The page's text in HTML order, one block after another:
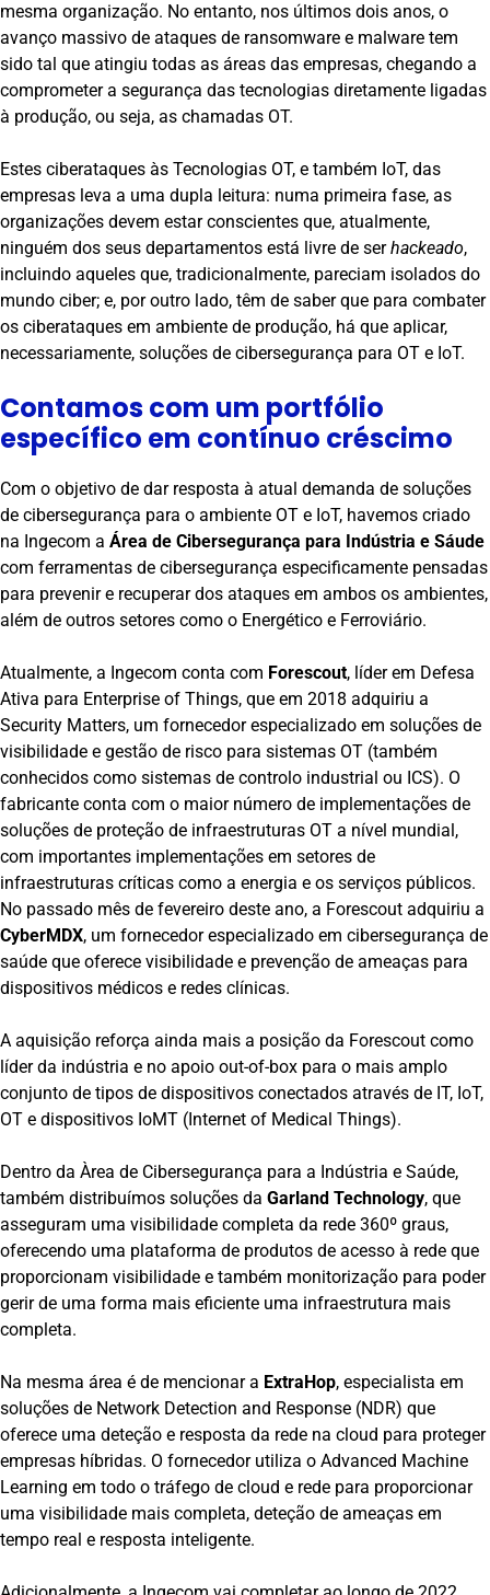
mesma organização. No entanto, nos últimos dois anos, o
avanço massivo de ataques de ransomware e malware tem
sido tal que atingiu todas as áreas das empresas, chegando a
comprometer a segurança das tecnologias diretamente ligadas
à produção, ou seja, as chamadas OT.
Estes ciberataques às Tecnologias OT, e também IoT, das
empresas leva a uma dupla leitura: numa primeira fase, as
organizações devem estar conscientes que, atualmente,
ninguém dos seus departamentos está livre de serhackeado,
incluindo aqueles que, tradicionalmente, pareciam isolados do
mundo ciber; e, por outro lado, têm de saber que para combater
os ciberataques em ambiente de produção, há que aplicar,
necessariamente, soluções de cibersegurança para OT e IoT.
Contamos com um portfólio
específico em contínuo créscimo
Com o objetivo de dar resposta à atual demanda de soluções
de cibersegurança para o ambiente OT e IoT, havemos criado
na Ingecom a Área de Cibersegurança para Indústria e Sáude
com ferramentas de cibersegurança especificamente pensadas
para prevenir e recuperar dos ataques em ambos os ambientes,
além de outros setores como o Energético e Ferroviário.
Atualmente, a Ingecom conta com Forescout, líder em Defesa
Ativa para Enterprise of Things, que em 2018 adquiriu a
Security Matters, um fornecedor especializado em soluções de
visibilidade e gestão de risco para sistemas OT (também
conhecidos como sistemas de controlo industrial ou ICS). O
fabricante conta com o maior número de implementações de
soluções de proteção de infraestruturas OT a nível mundial,
com importantes implementações em setores de
infraestruturas críticas como a energia e os serviços públicos.
No passado mês de fevereiro deste ano, a Forescout adquiriu a
CyberMDX, um fornecedor especializado em cibersegurança de
saúde que oferece visibilidade e prevenção de ameaças para
dispositivos médicos e redes clínicas.
A aquisição reforça ainda mais a posição da Forescout como
líder da indústria e no apoio out-of-box para o mais amplo
conjunto de tipos de dispositivos conectados através de IT, IoT,
OT e dispositivos IoMT (Internet of Medical Things).
Dentro da Àrea de Cibersegurança para a Indústria e Saúde,
também distribuímos soluções da Garland Technology, que
asseguram uma visibilidade completa da rede 360º graus,
oferecendo uma plataforma de produtos de acesso à rede que
proporcionam visibilidade e também monitorização para poder
gerir de uma forma mais eficiente uma infraestrutura mais
completa.
Na mesma área é de mencionar a ExtraHop, especialista em
soluções de Network Detection and Response (NDR) que
oferece uma deteção e resposta da rede na cloud para proteger
empresas híbridas. O fornecedor utiliza o Advanced Machine
Learning em todo o tráfego de cloud e rede para proporcionar
uma visibilidade mais completa, deteção de ameaças em
tempo real e resposta inteligente.